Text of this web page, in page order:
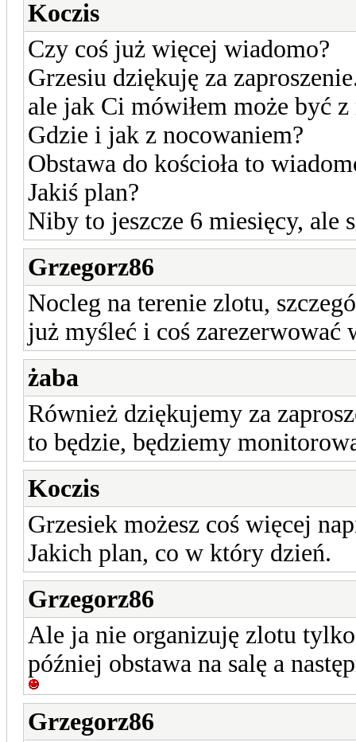
Koczis
Czy coś już więcej wiadomo?
Grzesiu dziękuję za
ale jak Ci mówiłem może być
Gdzie i jak z nocowaniem?
Obstawa do kościoła to
Jakiś plan?
Niby to jeszcze 6 miesięcy, ale
Grzegorz86
Nocleg na terenie zlotu,
już myśleć i coś
żaba
Również dziękujemy za
to będzie, będziemy
Koczis
Grzesiek możesz coś więcej
Jakich plan, co w który dzień.
Grzegorz86
Ale ja nie organizuję zlotu
później obstawa na salę a
Grzegorz86